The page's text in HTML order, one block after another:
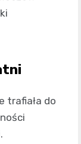
trafiała do